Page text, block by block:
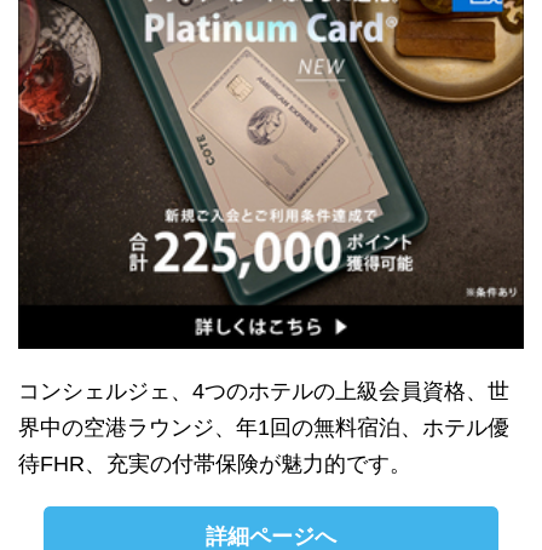
コンシェルジェ、4つのホテルの上級会員資格、世
界中の空港ラウンジ、年1回の無料宿泊、ホテル優
待FHR、充実の付帯保険が魅力的です。
詳細ページへ